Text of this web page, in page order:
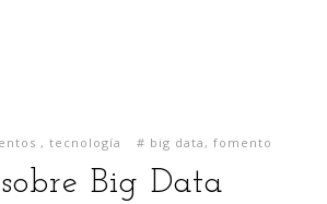
, tecnología # big data , fomento
Big Data